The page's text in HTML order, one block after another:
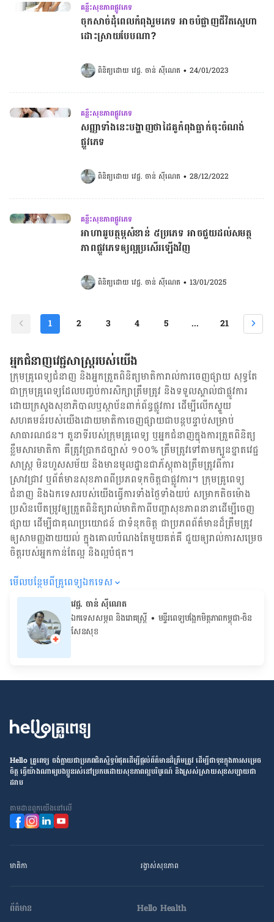
គន្លឹះសុខភាពផ្លូវភេទ
ចុកសាច់ដុំពេលកំពុងរួមភេទ អាចបំផ្លាញជីវិតស្នេហា
ដោះស្រាយបែបណា?​​​​​​​​​​​​​​​​​​​​​​​​​​​​​​​​​
ពិនិត្យដោយ វេជ្ជ. ចាន់ ស៊ីណេត • 24/01/2023
គន្លឹះសុខភាពផ្លូវភេទ
សញ្ញាទាំងនេះបង្ហាញថាដៃគូកំពុងធ្លាក់ចុះចំណង់
ផ្លូវភេទ
ពិនិត្យដោយ វេជ្ជ. ចាន់ ស៊ីណេត • 28/12/2022
គន្លឹះសុខភាពផ្លូវភេទ
អាហាររូបត្ថម្ភសំខាន់ ៥​ប្រភេទ អាចជួយដល់សមត្ថ
ភាពផ្លូវភេទឲ្យ​ល្អ​ប្រសើរឡើងវិញ
ពិនិត្យដោយ វេជ្ជ. ចាន់ ស៊ីណេត • 13/01/2025
1 2 3 4 5 ... 21
អ្នកជំនាញវេជ្ជសាស្ត្ររបស់យើង
ក្រុមគ្រូពេទ្យជំនាញ និង​អ្នក​ត្រួតពិនិត្យ​មាតិការាល់ការចេញផ្សាយ សុទ្ធតែ
ជា​ក្រុម​គ្រូពេទ្យ​ដែល​បញ្ចប់ការសិក្សាត្រឹមត្រូវ និង​ទទួល​ស្គាល់​ជាផ្លូវការ​
ដោយ​ក្រសួងសុខាភិបាលឬស្ថាប័ន​ពាក់ព័ន្ធ​ផ្លូវការ ដើម្បីលើកស្ទួយ​
សហគមន៍​របស់យើង​ដោយ​មាតិកា​ចេញផ្សាយជាបន្តបន្ទាប់សម្រាប់
សាធារណជន។ តួនាទីរបស់​ក្រុមគ្រូពេទ្យ ឬ​អ្នក​ជំនាញ​ក្នុងការ​ត្រួតពិនិត្យ​
ខ្លឹមសារ​មាតិកា គឺ​ត្រូវ​ប្រាកដ​ច្បាស់ ១០០% ត្រឹមត្រូវ​ទៅតាម​ក្បួនខ្នាតវេជ្ជ
សាស្ត្រ មិនហួសសម័យ និង​មានមូលដ្ឋាន​ជា​ភ័ស្តុតាង​ត្រឹមត្រូវ​ពី​ការ​
ស្រាវជ្រាវ ឬ​ព័ត៌មាន​សុខភាព​ពី​ប្រភព​ទុកចិត្ត​ជាផ្លូវការ។ ក្រុមគ្រូពេទ្យ
ជំនាញ និង​ឯកទេស​របស់យើង​ធ្វើការ​ទាំង​ថ្ងៃទាំងយប់ សម្រាក​តិចម៉ោង
ប្រសិន​បើ​តម្រូវ​ឲ្យ​ត្រួតពិនិត្យ​រាល់​មាតិកា​ពី​បញ្ហា​សុខភាព​នានា​ដើម្បី​ចេញ​
ផ្សាយ ដើម្បី​ជា​គុណប្រយោជន៍ ជា​ទំនុកចិត្ត ជា​ប្រភព​ព័ត៌មាន​ដ៏​ត្រឹមត្រូវ
ឲ្យសាមញ្ញ​ងាយយល់ ក្នុងគោលបំណង​តែមួយ​គត់​គឺ ជួយ​ឲ្យ​រាល់ការសម្រេច
ចិត្ត​របស់​អ្នក​កាន់តែ​ល្អ និង​ល្អ​បំផុត។
មើល​បន្ថែម​ពី​គ្រូពេទ្យ​ឯកទេស
វេជ្ជ. ចាន់ ស៊ីណេត
ឯកទេសសម្ភព និងរោគស្ត្រី • ម​ន្ទីរពេទ្យបង្អែកមិត្តភាពកម្ពុជា-ចិន
សែនសុខ
Hello គ្រូពេទ្យ ​ចង់​ក្លាយ​ជា​ប្រភព​ជិតស្និទ្ធបំផុតដើម្បី​ផ្ដល់​ព័ត៌មាន​ដ៏​ត្រឹមត្រូវ​ ដើម្បី​ជា​ទុន​ក្នុង​ការ​សម្រេច​
ចិត្ត ធ្វើ​យ៉ាង​ណា​ឲ្យ​បងប្អូន​រស់នៅ​ប្រកប​ដោយ​សុខភាព​ល្អ​បរិបូរណ៍ និង​ស្រស់ស្រាយ​សុខសប្បាយ​ជា​
ដរាប
តាម​ដាន​ពួក​យើង​នៅ​លើ
មាតិកា រង្វាស់​សុខភាព
ព័ត៌មាន Hello Health